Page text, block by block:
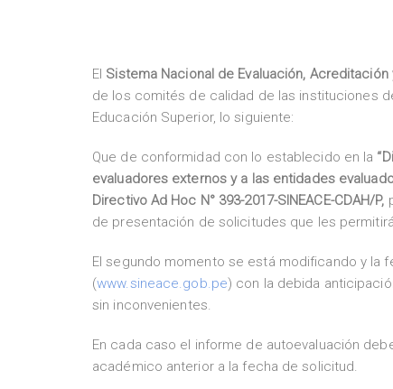
El Sistema Nacional de Evaluación,
de los comités de calidad de las instituciones
Educación Superior, lo siguiente:
Que de conformidad con lo establecido en la
evaluadores externos y a las entidades
Directivo Ad Hoc N° 393-2017-SINEACE-CDAH/P,
de presentación de solicitudes que les
El segundo momento se está modificando y la
(www.sineace.gob.pe) con la debida
sin inconvenientes.
En cada caso el informe de autoevaluación
académico anterior a la fecha de solicitud.